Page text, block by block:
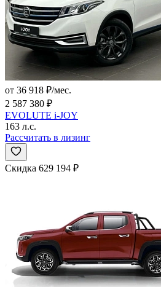
от 36 918 ₽/мес.
2 587 380 ₽
EVOLUTE i-JOY
163 л.с.
Рассчитать в лизинг
Скидка 629 194 ₽